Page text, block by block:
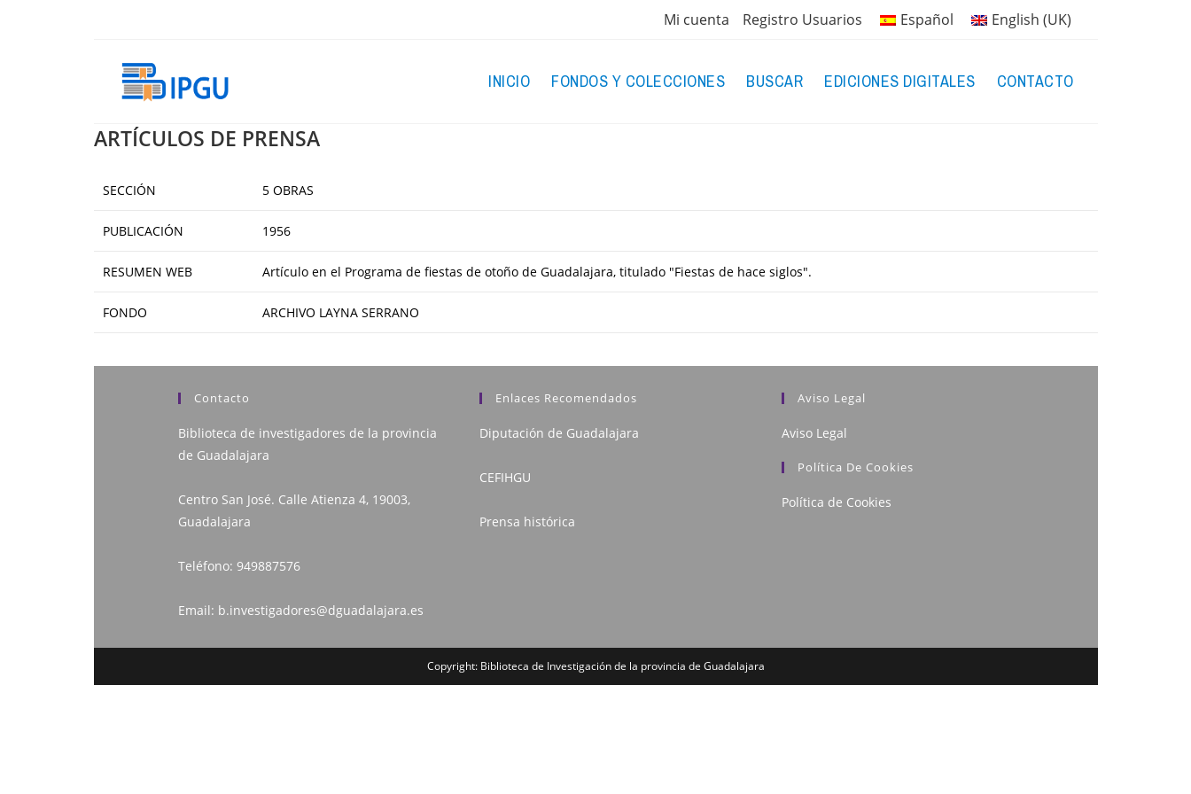
Mi cuenta Registro Usuarios Español English (UK)
INICIO FONDOS Y COLECCIONES BUSCAR EDICIONES DIGITALES CONTACTO
ARTÍCULOS DE PRENSA
SECCIÓN 5 OBRAS
PUBLICACIÓN 1956
RESUMEN WEB Artículo en el Programa de fiestas de otoño de Guadalajara, titulado "Fiestas de hace siglos".
FONDO ARCHIVO LAYNA SERRANO
Contacto
Biblioteca de investigadores de la provincia
de Guadalajara
Centro San José. Calle Atienza 4, 19003,
Guadalajara
Teléfono: 949887576
Email: b.investigadores@dguadalajara.es
Enlaces Recomendados
Diputación de Guadalajara
CEFIHGU
Prensa histórica
Aviso Legal
Aviso Legal
Política De Cookies
Política de Cookies
Copyright: Biblioteca de Investigación de la provincia de Guadalajara